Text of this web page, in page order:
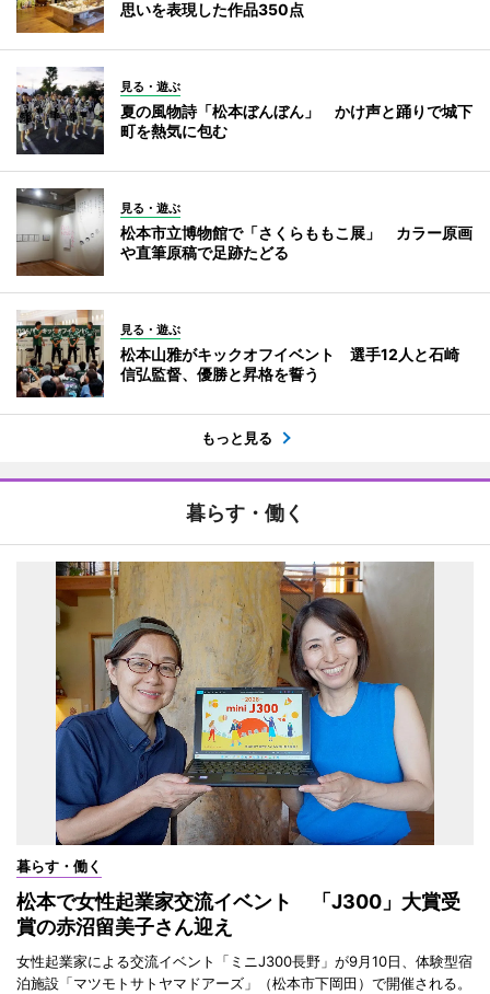
思いを表現した作品350点
見る・遊ぶ
夏の風物詩「松本ぼんぼん」 かけ声と踊りで城下
町を熱気に包む
見る・遊ぶ
松本市立博物館で「さくらももこ展」 カラー原画
や直筆原稿で足跡たどる
見る・遊ぶ
松本山雅がキックオフイベント 選手12人と石崎
信弘監督、優勝と昇格を誓う
もっと見る
暮らす・働く
暮らす・働く
松本で女性起業家交流イベント 「J300」大賞受
賞の赤沼留美子さん迎え
女性起業家による交流イベント「ミニJ300長野」が9月10日、体験型宿
泊施設「マツモトサトヤマドアーズ」（松本市下岡田）で開催される。